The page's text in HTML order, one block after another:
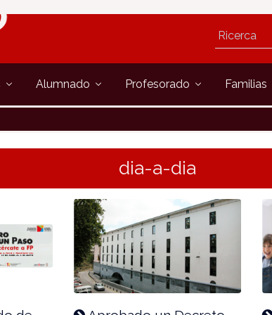
Alumnado Profesorado Familias
dia-a-dia